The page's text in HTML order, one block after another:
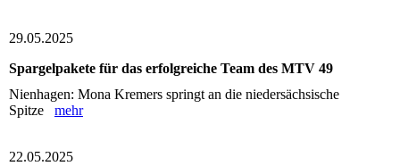
29.05.2025
Spargelpakete für das erfolgreiche Team des MTV 49
Nienhagen: Mona Kremers springt an die niedersächsische
Spitze mehr
22.05.2025